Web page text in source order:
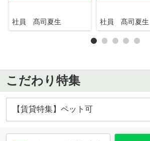
社員 髙司夏生 社員 髙司夏生
こだわり特集
【賃貸特集】ペット可